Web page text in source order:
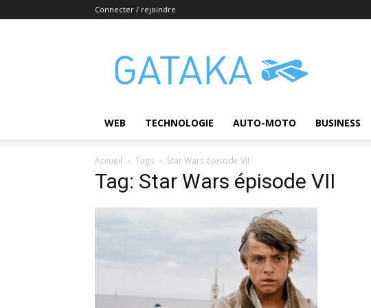
Connecter / rejoindre
WEB TECHNOLOGIE AUTO-MOTO BUSINESS
Accueil Tags Star Wars épisode VII
Tag: Star Wars épisode VII